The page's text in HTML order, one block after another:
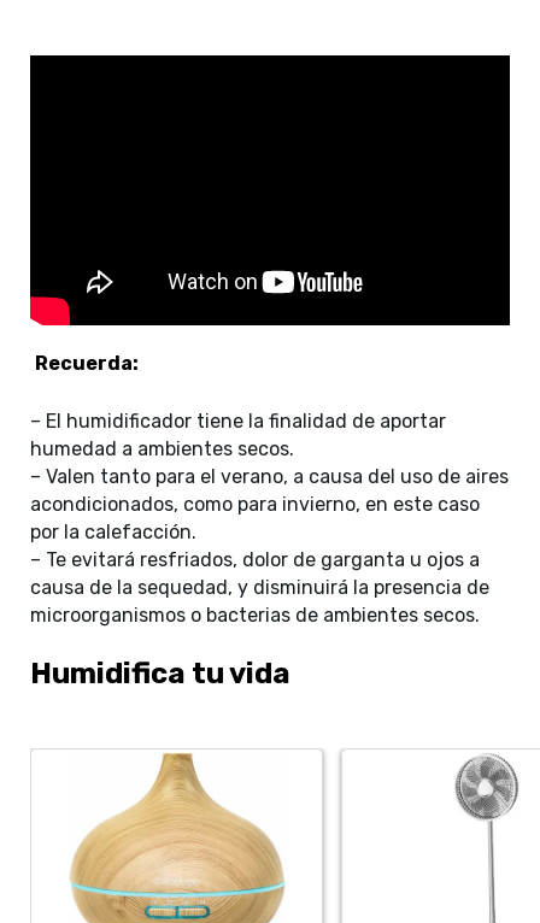
Recuerda:
– El humidificador tiene la finalidad de aportar
humedad a ambientes secos.
– Valen tanto para el verano, a causa del uso de aires
acondicionados, como para invierno, en este caso
por la calefacción.
– Te evitará resfriados, dolor de garganta u ojos a
causa de la sequedad, y disminuirá la presencia de
microorganismos o bacterias de ambientes secos.
Humidifica tu vida